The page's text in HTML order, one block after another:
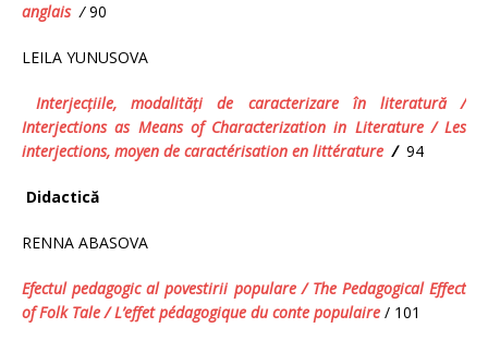
anglais /90
LEILA YUNUSOVA
Interjecţiile, modalităţi de caracterizare în literatură
/
Interjections as Means of Characterization in Literature / Les
interjections, moyen de caractérisation en littérature / 94
Didactică
RENNA ABASOVA
Efectul pedagogic al povestirii populare / The Pedagogical Effect
of Folk Tale / L’effet pédagogique du conte populaire / 101